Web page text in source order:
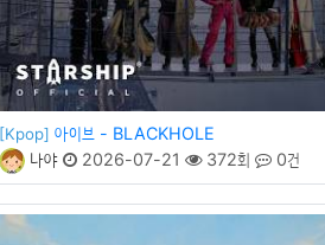
[Kpop] 아이브 - BLACKHOLE
나야
2026-07-21 372회 0건